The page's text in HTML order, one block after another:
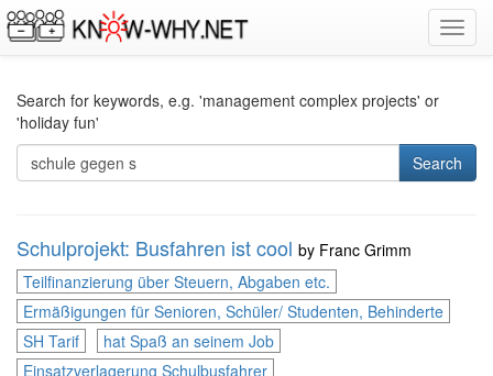
Search for keywords, e.g. 'management complex projects' or
'holiday fun'
Search
Schulprojekt: Busfahren ist cool by Franc Grimm
Teilfinanzierung über Steuern, Abgaben etc.
Ermäßigungen für Senioren, Schüler/ Studenten, Behinderte
SH Tarif
hat Spaß an seinem Job
Einsatzverlagerung Schulbusfahrer